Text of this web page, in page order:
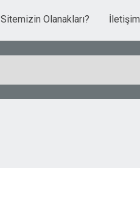
Sitemizin Olanakları? İletişim